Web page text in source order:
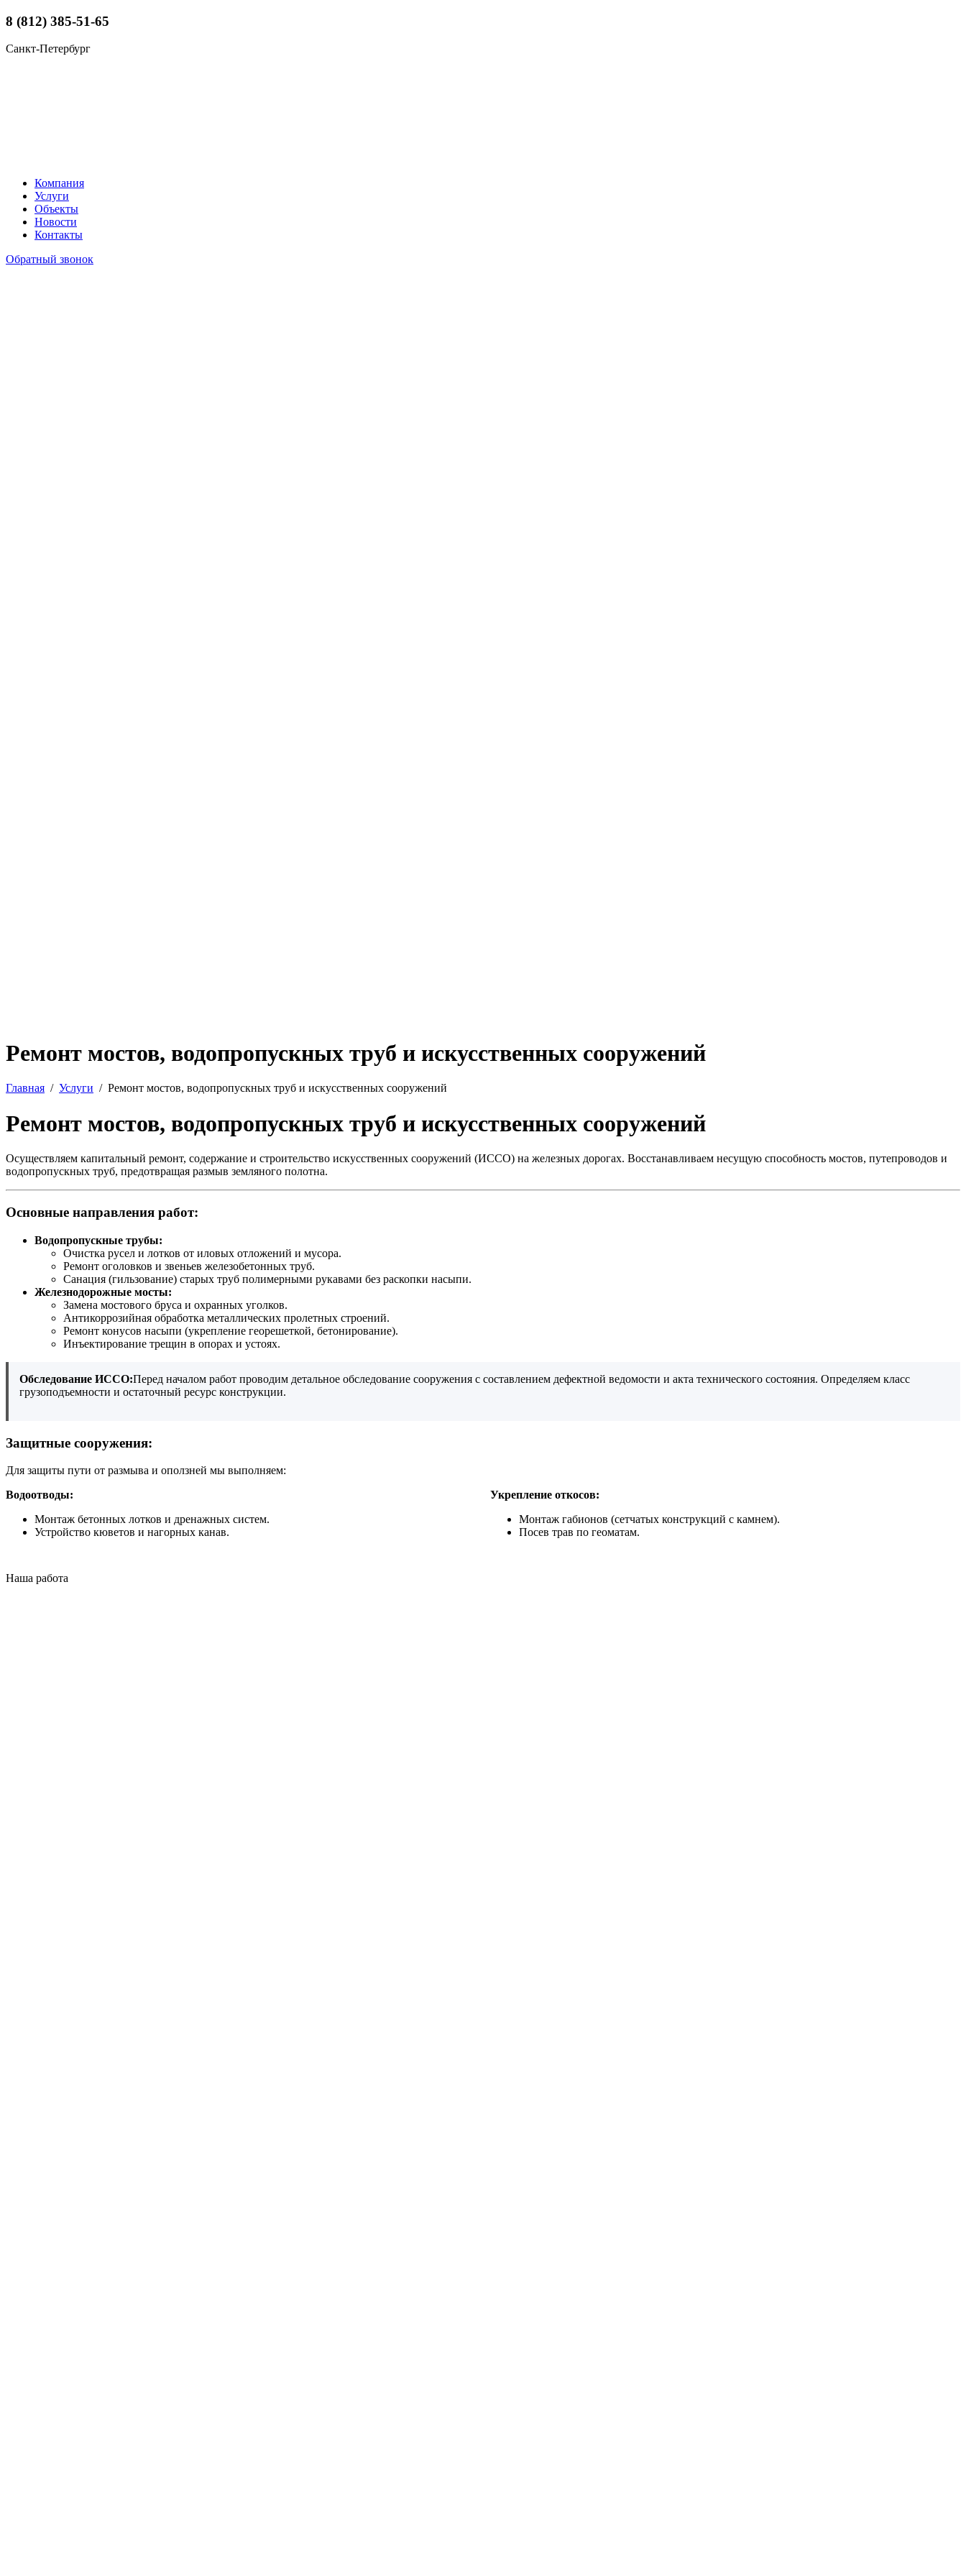
8 (812) 385-51-65
Санкт-Петербург
Компания
Услуги
Объекты
Новости
Контакты
Обратный звонок
Ремонт мостов, водопропускных труб и искусственных сооружений
Главная Услуги Ремонт мостов, водопропускных труб и искусственных сооружений
Ремонт мостов, водопропускных труб и искусственных сооружений
Осуществляем капитальный ремонт, содержание и строительство искусственных сооружений (ИССО) на железных дорогах. Восстанавливаем несущую способность мостов, путепроводов и
водопропускных труб, предотвращая размыв земляного полотна.
Основные направления работ:
Водопропускные трубы:
Очистка русел и лотков от иловых отложений и мусора.
Ремонт оголовков и звеньев железобетонных труб.
Санация (гильзование) старых труб полимерными рукавами без раскопки насыпи.
Железнодорожные мосты:
Замена мостового бруса и охранных уголков.
Антикоррозийная обработка металлических пролетных строений.
Ремонт конусов насыпи (укрепление георешеткой, бетонирование).
Инъектирование трещин в опорах и устоях.
Обследование ИССО:Перед началом работ проводим детальное обследование сооружения с составлением дефектной ведомости и акта технического состояния. Определяем класс
грузоподъемности и остаточный ресурс конструкции.
Защитные сооружения:
Для защиты пути от размыва и оползней мы выполняем:
Водоотводы:
Монтаж бетонных лотков и дренажных систем.
Устройство кюветов и нагорных канав.
Укрепление откосов:
Монтаж габионов (сетчатых конструкций с камнем).
Посев трав по геоматам.
Наша работа